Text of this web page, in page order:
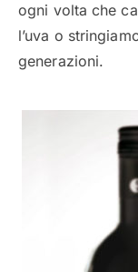
ogni volta che
l’uva o
generazioni.